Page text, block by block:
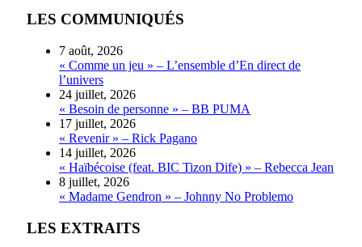
LES COMMUNIQUÉS
7 août, 2026
« Comme un jeu » – L’ensemble d’En direct de
l’univers
24 juillet, 2026
« Besoin de personne » – BB PUMA
17 juillet, 2026
« Revenir » – Rick Pagano
14 juillet, 2026
« Haïbécoise (feat. BIC Tizon Dife) » – Rebecca Jean
8 juillet, 2026
« Madame Gendron » – Johnny No Problemo
LES EXTRAITS